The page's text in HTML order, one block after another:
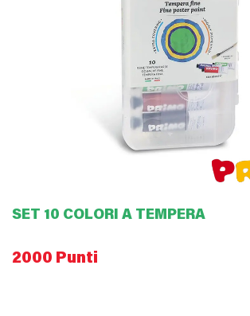
SET 10 COLORI A TEMPERA
2000 Punti